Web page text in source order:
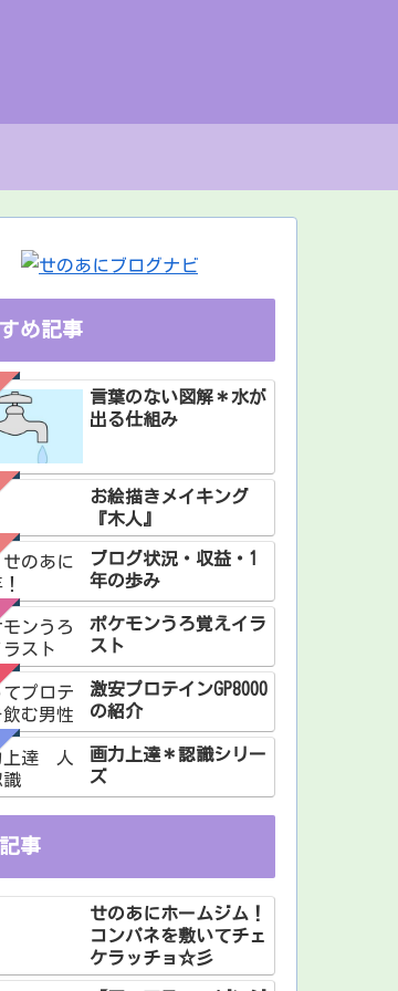
め記事
言葉のない図解＊水が
出る仕組み
お絵描きメイキング
『木人』
ブログ状況・収益・1
年の歩み
ポケモンうろ覚えイラ
スト
激安プロテインGP8000
の紹介
画力上達＊認識シリー
ズ
事
せのあにホームジム！
コンパネを敷いてチェ
ケラッチョ☆彡